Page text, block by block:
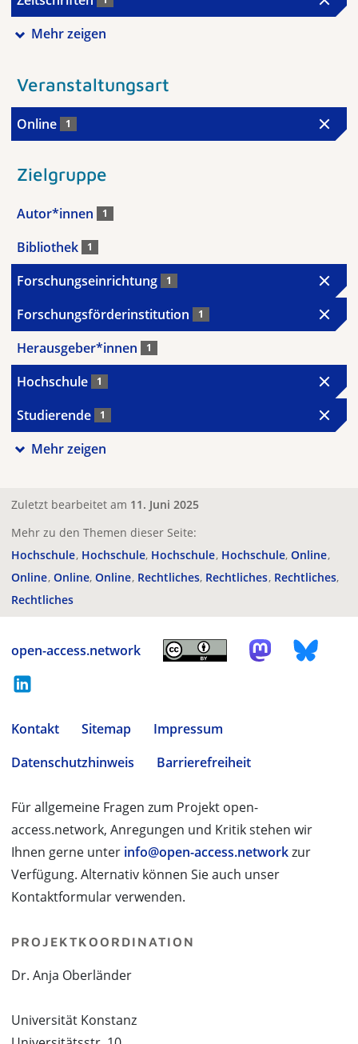
Mehr zeigen
Veranstaltungsart
Online 1
Zielgruppe
Autor*innen 1
Bibliothek 1
Forschungseinrichtung 1
Forschungsförderinstitution 1
Herausgeber*innen 1
Hochschule 1
Studierende 1
Mehr zeigen
Zuletzt bearbeitet am 11. Juni 2025
Mehr zu den Themen dieser Seite:
Hochschule Hochschule Hochschule Hochschule Online
Online Online Online Rechtliches Rechtliches Rechtliches
Rechtliches
open-access.network
Kontakt Sitemap
Impressum
Datenschutzhinweis
Barrierefreiheit
Für allgemeine Fragen zum Projekt open-
access.network, Anregungen und Kritik stehen wir
Ihnen gerne unter info@open-access.networkzur
Verfügung. Alternativ können Sie auch unser
Kontaktformular verwenden.
PROJEKTKOORDINATION
Dr. Anja Oberländer
Universität Konstanz